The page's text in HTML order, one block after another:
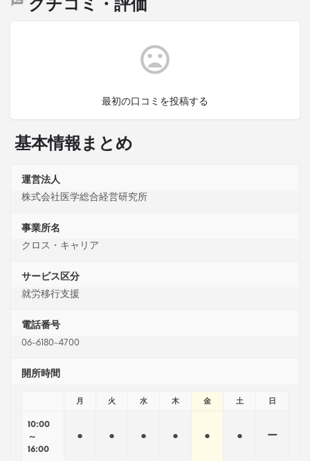
最初の口コミを投稿する
基本情報まとめ
運営法人
株式会社医学総合経営研究所
事業所名
クロス・キャリア
サービス区分
就労移行支援
電話番号
06-6180-4700
開所時間
月 火 水 木 金 土 日
10:00
～
16:00
● ● ● ● ● ● ー